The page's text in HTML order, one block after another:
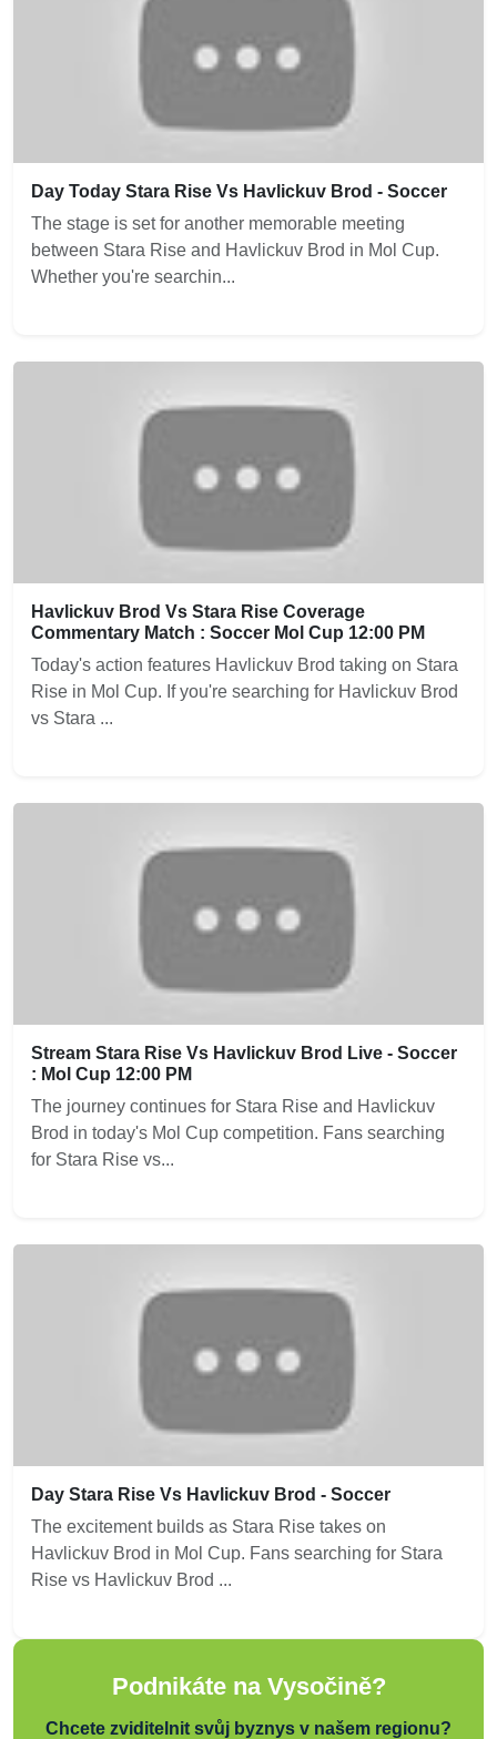
Day Today Stara Rise Vs Havlickuv Brod - Soccer
The stage is set for another memorable meeting
between Stara Rise and Havlickuv Brod in Mol Cup.
Whether you're searchin...
Havlickuv Brod Vs Stara Rise Coverage
Commentary Match : Soccer Mol Cup 12:00 PM
Today's action features Havlickuv Brod taking on Stara
Rise in Mol Cup. If you're searching for Havlickuv Brod
vs Stara ...
Stream Stara Rise Vs Havlickuv Brod Live - Soccer
: Mol Cup 12:00 PM
The journey continues for Stara Rise and Havlickuv
Brod in today's Mol Cup competition. Fans searching
for Stara Rise vs...
Day Stara Rise Vs Havlickuv Brod - Soccer
The excitement builds as Stara Rise takes on
Havlickuv Brod in Mol Cup. Fans searching for Stara
Rise vs Havlickuv Brod ...
Podnikáte na Vysočině?
Chcete zviditelnit svůj byznys v našem regionu?